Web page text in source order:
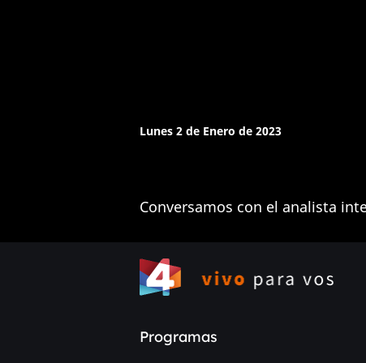
Lunes 2 de Enero de 2023
Conversamos con el analista
Programas